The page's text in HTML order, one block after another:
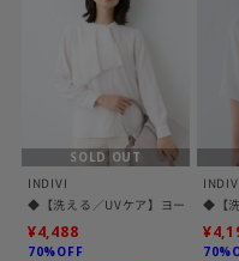
マイページでお気に入り一覧をチ
-・-・-・-・-・-・-・-・-・-・-・
※照明の関係により、実際より
パソコン・スマートフォンなど
なる場合もございます。
SOLD OUT
INDIVI
◆【洗える／UVケア】ヨークフリ
¥4,488
70%OFF
◆【